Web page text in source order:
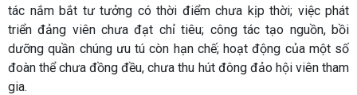
tác nắm bắt tư tưởng có thời điểm chưa kịp thời; việc phát
triển đảng viên chưa đạt chỉ tiêu; công tác tạo nguồn, bồi
dưỡng quần chúng ưu tú còn hạn chế; hoạt động của một số
đoàn thể chưa đồng đều, chưa thu hút đông đảo hội viên tham
gia.